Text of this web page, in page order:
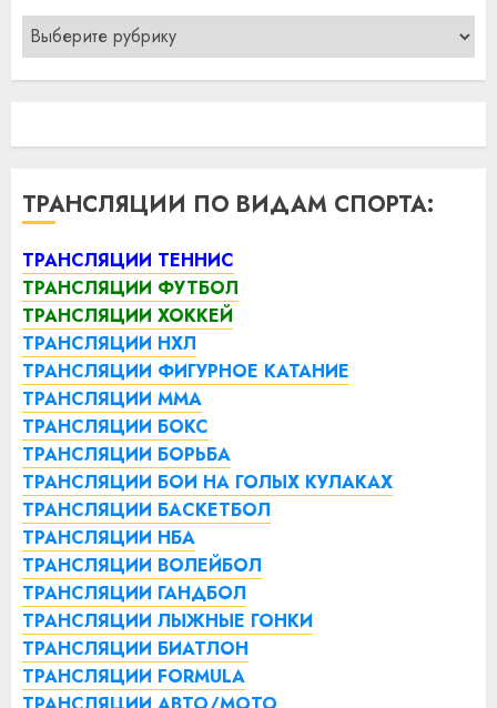
Рубрики
ТРАНСЛЯЦИИ ПО ВИДАМ СПОРТА:
ТРАНСЛЯЦИИ ТЕННИС
ТРАНСЛЯЦИИ ФУТБОЛ
ТРАНСЛЯЦИИ ХОККЕЙ
ТРАНСЛЯЦИИ НХЛ
ТРАНСЛЯЦИИ ФИГУРНОЕ КАТАНИЕ
ТРАНСЛЯЦИИ ММА
ТРАНСЛЯЦИИ БОКС
ТРАНСЛЯЦИИ БОРЬБА
ТРАНСЛЯЦИИ БОИ НА ГОЛЫХ КУЛАКАХ
ТРАНСЛЯЦИИ БАСКЕТБОЛ
ТРАНСЛЯЦИИ НБА
ТРАНСЛЯЦИИ ВОЛЕЙБОЛ
ТРАНСЛЯЦИИ ГАНДБОЛ
ТРАНСЛЯЦИИ ЛЫЖНЫЕ ГОНКИ
ТРАНСЛЯЦИИ БИАТЛОН
ТРАНСЛЯЦИИ FORMULA